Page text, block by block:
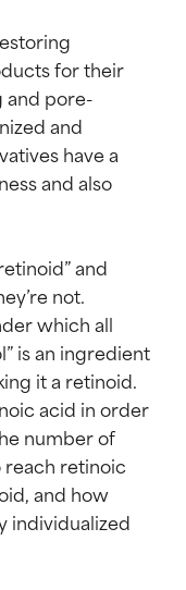
for their
and pore-
and
have a
and also
and
not.
which all
is an ingredient
it a retinoid.
acid in order
number of
reach retinoic
and how
individualized